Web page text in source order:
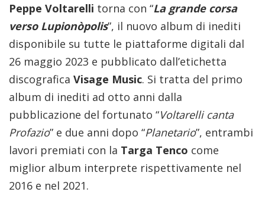
Peppe Voltarelli torna con “La grande corsa
verso Lupionòpolis”, il nuovo album di inediti
disponibile su tutte le piattaforme digitali dal
26 maggio 2023 e pubblicato dall’etichetta
discografica Visage Music. Si tratta del primo
album di inediti ad otto anni dalla
pubblicazione del fortunato “Voltarelli canta
Profazio” e due anni dopo “Planetario”, entrambi
lavori premiati con la Targa Tenco come
miglior album interprete rispettivamente nel
2016 e nel 2021.